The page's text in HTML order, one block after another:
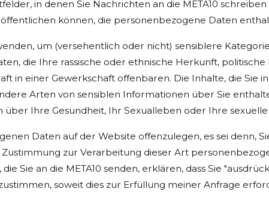
in denen Sie Nachrichten an die META10
können, die personenbezogene Daten
um (versehentlich oder nicht) sensiblere
die Ihre rassische oder ethnische Herkunft,
in einer Gewerkschaft offenbaren. Die Inhalte, die Sie
Arten von sensiblen Informationen über Sie
Ihre Gesundheit, Ihr Sexualleben oder Ihre
Daten auf der Website offenzulegen, es sei denn,
zur Verarbeitung dieser Art
Sie an die META10 senden, erklären, dass Sie
soweit dies zur Erfüllung meiner Anfrage